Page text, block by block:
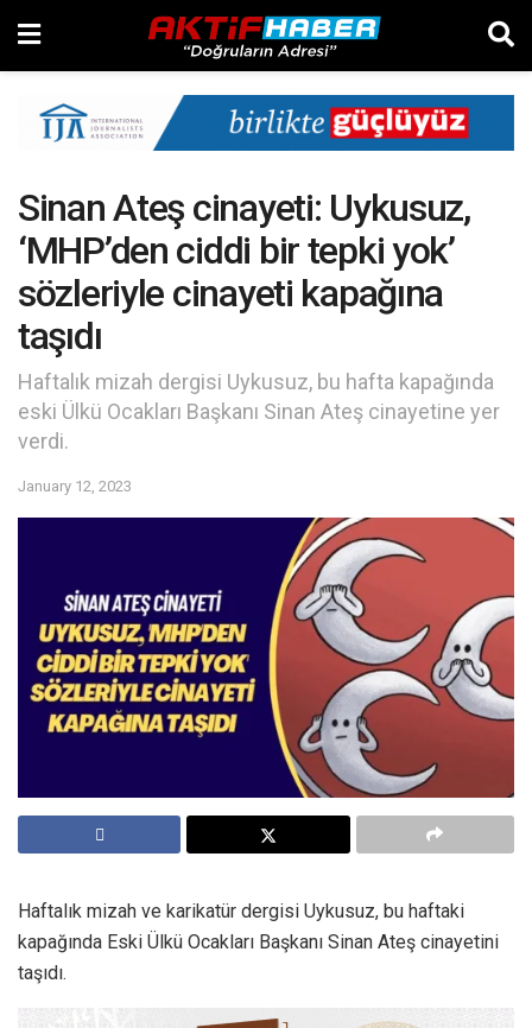
Sinan Ateş cinayeti: Uykusuz,
‘MHP’den ciddi bir tepki yok’
sözleriyle cinayeti kapağına
taşıdı
Haftalık mizah dergisi Uykusuz, bu hafta kapağında
eski Ülkü Ocakları Başkanı Sinan Ateş cinayetine yer
verdi.
January 12, 2023
Haftalık mizah ve karikatür dergisi Uykusuz, bu haftaki
kapağında Eski Ülkü Ocakları Başkanı Sinan Ateş cinayetini
taşıdı.